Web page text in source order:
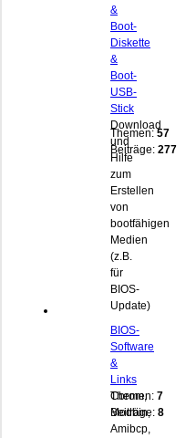
&
Boot-
Diskette
&
Boot-
USB-
Stick
Download
und
Hilfe
zum
Erstellen
von
bootfähigen
Medien
(z.B.
für
BIOS-
Update)
Themen: 57
Beiträge: 277
BIOS-
Software
&
Links
Cbrom,
Modbin,
Amibcp,
Themen: 7
Beiträge: 8